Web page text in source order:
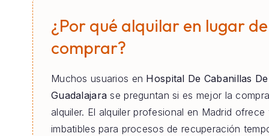
¿Por qué alquilar en lugar de
comprar?
Muchos usuarios en Hospital De Cabanillas
Guadalajara se preguntan si es mejor la
alquiler. El alquiler profesional en Madrid ofrece
imbatibles para procesos de recuperación